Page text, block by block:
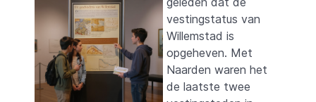
vestingstatus van
Willemstad is
opgeheven. Met
Naarden waren het
de laatste twee